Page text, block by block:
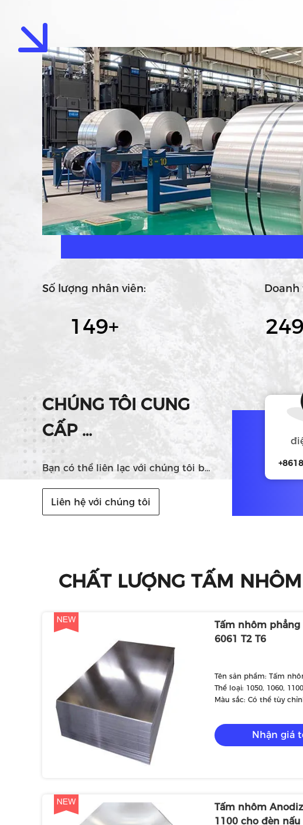
Số lượng nhân viên:
150+
Doanh
CHÚNG TÔI CUNG
CẤP
DỊCH VỤ TỐT NHẤT!
Bạn có thể liên lạc với chúng tôi bằng nhiều cách khác nhau
Liên hệ với chúng tôi
CHẤT LƯỢNG TẤM
Tấm nhôm phẳng
6061 T2 T6
Tên sản phẩm: Tấm
Thể loại: 1050, 1060,
5052, 5005, 5083, 6061,
Màu sắc: Có thể tùy
Nhận giá
Tấm nhôm
1100 cho đèn nấu